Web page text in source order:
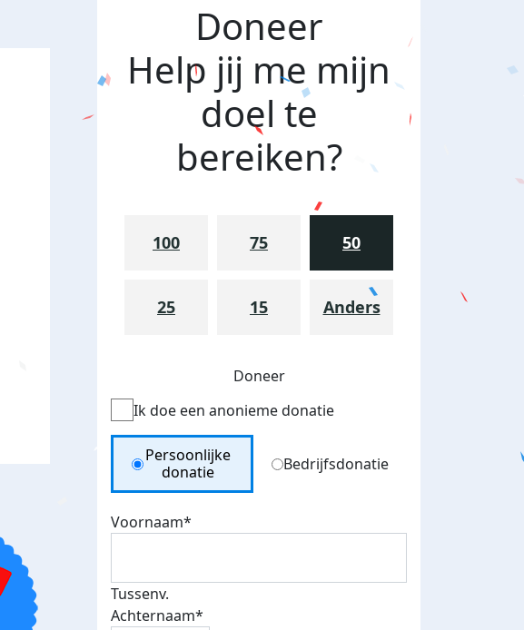
Doneer
Help jij me mijn
doel te
bereiken?
100 75 50
25 15 Anders
Doneer
Ik doe een anonieme donatie
Donation Type
Persoonlijke
donatie
Bedrijfsdonatie
Voornaam*
Tussenv.
Achternaam*